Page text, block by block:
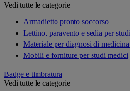
Vedi tutte le categorie
Armadietto pronto soccorso
Lettino, paravento e sedia per
Materiale per diagnosi di medicina
Mobili e forniture per studi medici
Badge e timbratura
Vedi tutte le categorie